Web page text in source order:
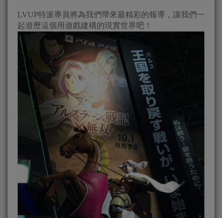
LVUP特派專員將為我們帶來最精彩的報導，讓我們一
起遊歷這個用遊戲建構的現實世界吧！